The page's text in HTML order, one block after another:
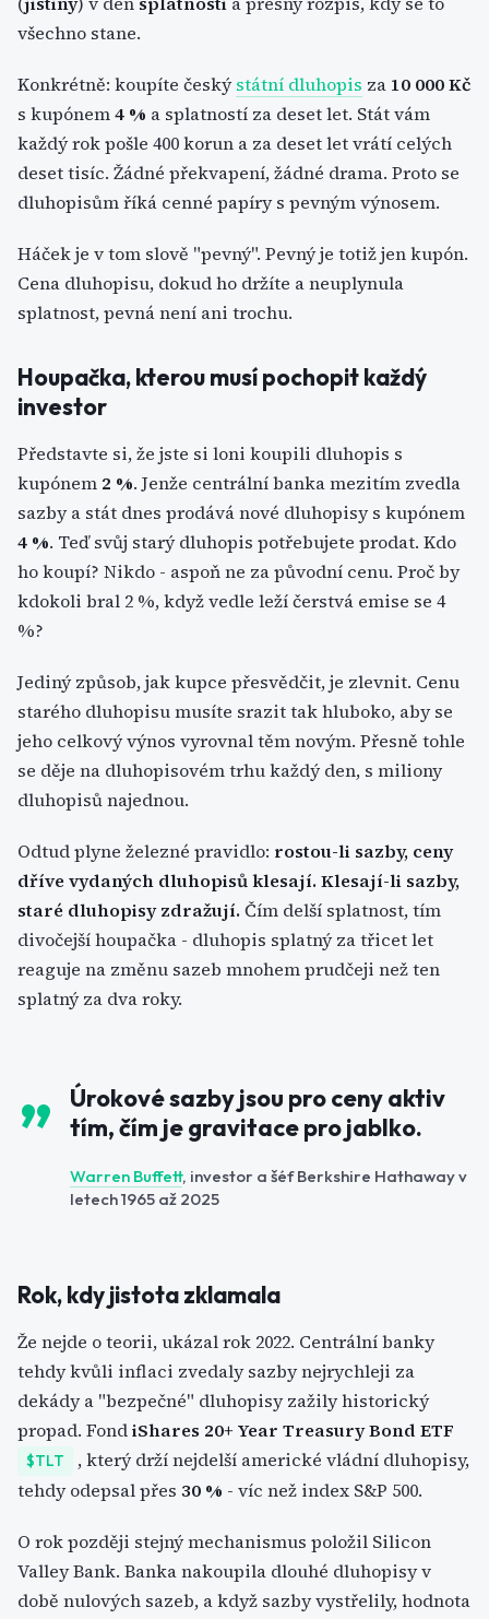
všechno stane.
Konkrétně: koupíte českýstátní dluhopis za 10 000 Kč
s kupónem4 % a splatností za deset let. Stát vám
každý rok pošle 400 korun a za deset let vrátí celých
deset tisíc. Žádné překvapení, žádné drama. Proto se
dluhopisům říká cenné papíry s pevným výnosem.
Háček je v tom slově "pevný". Pevný je totiž jen kupón.
Cena dluhopisu, dokud ho držíte a neuplynula
splatnost, pevná není ani trochu.
Houpačka, kterou musí pochopit každý
investor
Představte si, že jste si loni koupili dluhopis s
kupónem 2 %. Jenže centrální banka mezitím zvedla
sazby a stát dnes prodává nové dluhopisy s kupónem
4 %. Teď svůj starý dluhopis potřebujete prodat. Kdo
ho koupí? Nikdo - aspoň ne za původní cenu. Proč by
kdokoli bral 2 %, když vedle leží čerstvá emise se 4
%?
Jediný způsob, jak kupce přesvědčit, je zlevnit. Cenu
starého dluhopisu musíte srazit tak hluboko, aby se
jeho celkový výnos vyrovnal těm novým. Přesně tohle
se děje na dluhopisovém trhu každý den, s miliony
dluhopisů najednou.
Odtud plyne železné pravidlo: rostou-li sazby, ceny
dříve vydaných dluhopisů klesají. Klesají-li sazby,
staré dluhopisy zdražují. Čím delší splatnost, tím
divočejší houpačka - dluhopis splatný za třicet let
reaguje na změnu sazeb mnohem prudčeji než ten
splatný za dva roky.
Úrokové sazby jsou pro ceny aktiv
tím, čím je gravitace pro jablko.
Warren Buffett, investor a šéf Berkshire Hathaway v
letech 1965 až 2025
Rok, kdy jistota zklamala
Že nejde o teorii, ukázal rok 2022. Centrální banky
tehdy kvůli inflaci zvedaly sazby nejrychleji za
dekády a "bezpečné" dluhopisy zažily historický
propad. FondiShares 20+ Year Treasury Bond ETF
$TLT
, který drží nejdelší americké vládní dluhopisy,
tehdy odepsal přes 30 % - víc než index S&P 500.
O rok později stejný mechanismus položil Silicon
Valley Bank. Banka nakoupila dlouhé dluhopisy v
době nulových sazeb, a když sazby vystřelily, hodnota